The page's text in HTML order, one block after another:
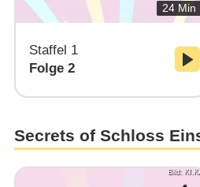
24 Min
Staffel 1
Folge 2
Secrets of Schloss
Bild: